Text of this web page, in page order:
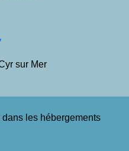
sur Mer
les hébergements